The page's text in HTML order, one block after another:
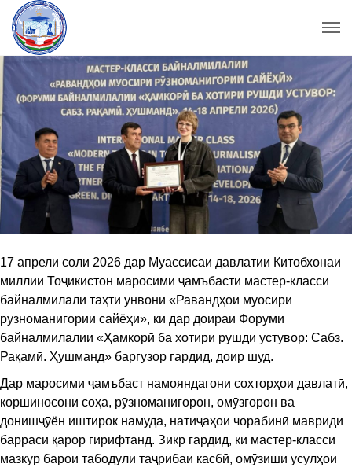
17 апрели соли 2026 дар Муассисаи давлатии Китобхонаи
миллии Тоҷикистон маросими ҷамъбасти мастер-класси
байналмилалӣ таҳти унвони «Равандҳои муосири
рӯзноманигории сайёҳӣ», ки дар доираи Форуми
байналмилалии «Ҳамкорӣ ба хотири рушди устувор: Сабз.
Рақамӣ. Ҳушманд» баргузор гардид, доир шуд.
Дар маросими ҷамъбаст намояндагони сохторҳои давлатӣ,
коршиносони соҳа, рӯзноманигорон, омӯзгорон ва
донишҷӯён иштирок намуда, натиҷаҳои чорабинӣ мавриди
баррасӣ қарор гирифтанд. Зикр гардид, ки мастер-класси
мазкур барои табодули таҷрибаи касбӣ, омӯзиши усулҳои